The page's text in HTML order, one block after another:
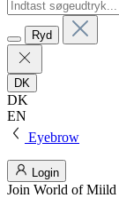
Ryd
DK
DK
EN
Eyebrow
Login
Join World of Miild